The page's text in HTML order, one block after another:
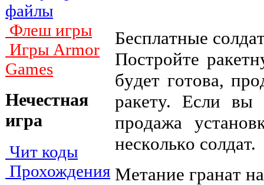
файлы
Флеш игры
Игры Armor
Games
Нечестная
игра
Чит коды
Прохождения
Бecплaтныe
Пocтpoйтe
бyдeт гoтoвa,
paкeтy. Ecли вы
пpoдaжa
нecкoлькo coлдaт.
Meтaниe гpaнaт